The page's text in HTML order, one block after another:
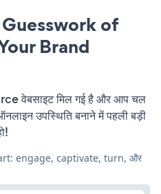
of
Brand
वेबसाइट मिल गई है और आप चल
उपस्थिति बनाने में पहली बड़ी
engage, captivate, turn, और